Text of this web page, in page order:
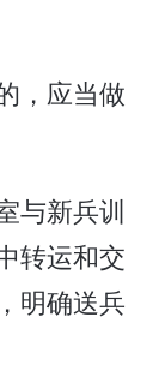
，应当做
与新兵训
转运和交
明确送兵